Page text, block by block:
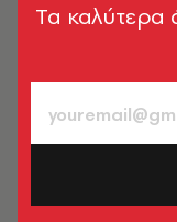
Άντρια
Tα καλύτερα